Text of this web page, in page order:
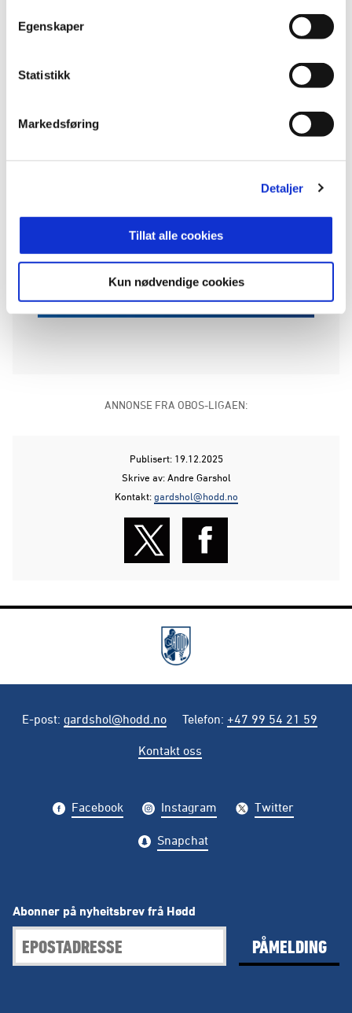
Egenskaper
Statistikk
Markedsføring
Detaljer
Tillat alle cookies
Kun nødvendige cookies
ANNONSE FRA OBOS-LIGAEN:
Publisert: 19.12.2025
Skrive av: Andre Garshol
Kontakt:gardshol@hodd.no
E-post: gardshol@hodd.no Telefon: +47 99 54 21 59
Kontakt oss
Facebook Instagram Twitter
Snapchat
Abonner på nyheitsbrev frå Hødd
PÅMELDING